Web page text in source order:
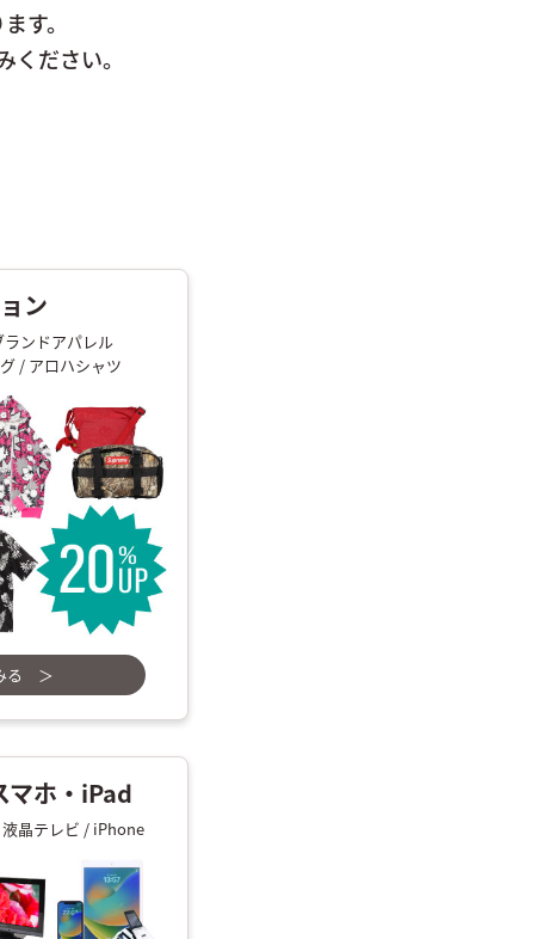
す。
ください。
ン
ランドアパレル
/ アロハシャツ
る ＞
マホ・iPad
晶テレビ / iPhone